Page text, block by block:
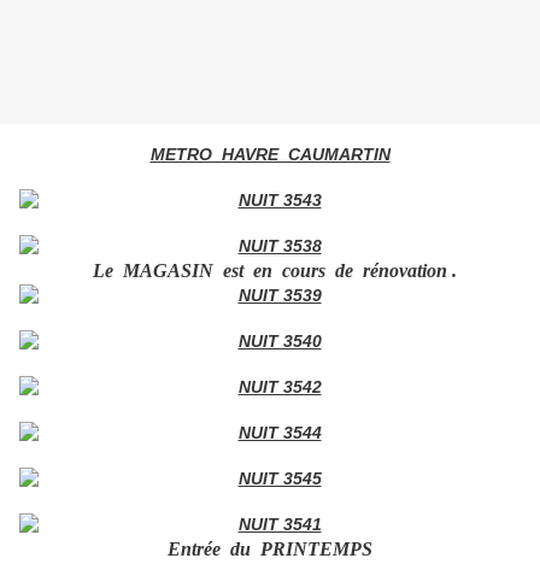
METRO HAVRE CAUMARTIN
Le MAGASIN est en cours de rénovation .
Entrée du PRINTEMPS